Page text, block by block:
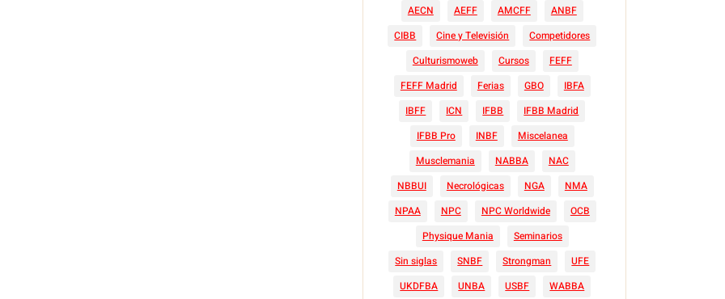
AECN AEFF AMCFF
ANBF
CIBB
Cine y Televisión
Competidores
Culturismoweb
Cursos
FEFF
FEFF Madrid
Ferias GBO
IBFA
IBFF
ICN IFBB
IFBB Madrid
IFBB Pro
INBF
Miscelanea
Musclemania
NABBA
NAC
NBBUI
Necrológicas NGA
NMA
NPAA
NPC NPC Worldwide
OCB
Physique Mania
Seminarios
Sin siglas
SNBF Strongman
UFE
UKDFBA
UNBA USBF
WABBA